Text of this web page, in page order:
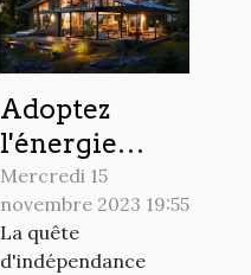
Adoptez
l'énergie
solaire pour
une maison
autonome
Mercredi 15
novembre 2023 19:55
La quête
d'indépendance